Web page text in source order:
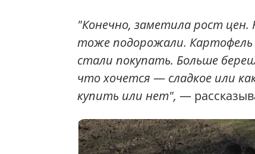
"Конечно, заметила рост цен.
тоже подорожали.
стали покупать. Больше
что хочется — сладкое или
купить или нет", —